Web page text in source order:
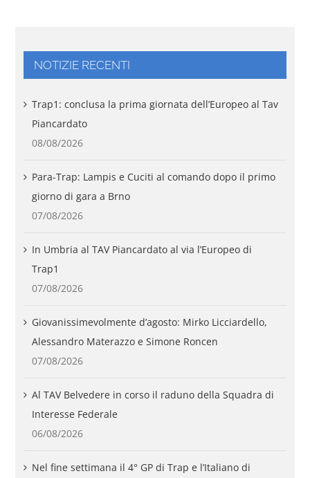
NOTIZIE RECENTI
Trap1: conclusa la prima giornata dell’Europeo al Tav
Piancardato
08/08/2026
Para-Trap: Lampis e Cuciti al comando dopo il primo
giorno di gara a Brno
07/08/2026
In Umbria al TAV Piancardato al via l’Europeo di
Trap1
07/08/2026
Giovanissimevolmente d’agosto: Mirko Licciardello,
Alessandro Materazzo e Simone Roncen
07/08/2026
Al TAV Belvedere in corso il raduno della Squadra di
Interesse Federale
06/08/2026
Nel fine settimana il 4° GP di Trap e l’Italiano di